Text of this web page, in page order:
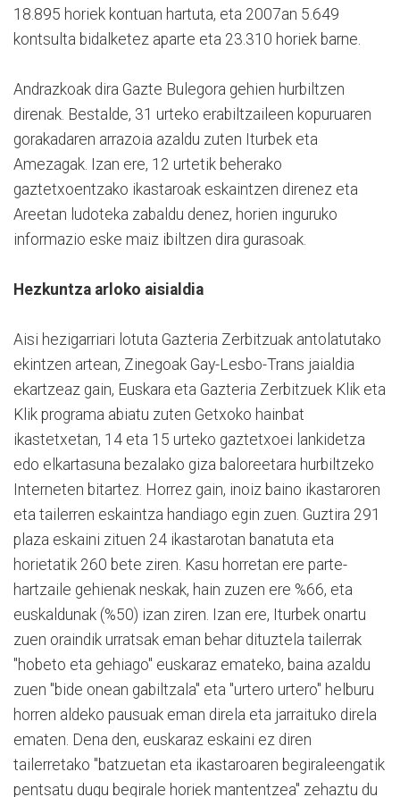
18.895 horiek kontuan hartuta, eta 2007an 5.649
kontsulta bidalketez aparte eta 23.310 horiek barne.
Andrazkoak dira Gazte Bulegora gehien hurbiltzen
direnak. Bestalde, 31 urteko erabiltzaileen kopuruaren
gorakadaren arrazoia azaldu zuten Iturbek eta
Amezagak. Izan ere, 12 urtetik beherako
gaztetxoentzako ikastaroak eskaintzen direnez eta
Areetan ludoteka zabaldu denez, horien inguruko
informazio eske maiz ibiltzen dira gurasoak.
Hezkuntza arloko aisialdia
Aisi hezigarriari lotuta Gazteria Zerbitzuak antolatutako
ekintzen artean, Zinegoak Gay-Lesbo-Trans jaialdia
ekartzeaz gain, Euskara eta Gazteria Zerbitzuek Klik eta
Klik programa abiatu zuten Getxoko hainbat
ikastetxetan, 14 eta 15 urteko gaztetxoei lankidetza
edo elkartasuna bezalako giza baloreetara hurbiltzeko
Interneten bitartez. Horrez gain, inoiz baino ikastaroren
eta tailerren eskaintza handiago egin zuen. Guztira 291
plaza eskaini zituen 24 ikastarotan banatuta eta
horietatik 260 bete ziren. Kasu horretan ere parte-
hartzaile gehienak neskak, hain zuzen ere %66, eta
euskaldunak (%50) izan ziren. Izan ere, Iturbek onartu
zuen oraindik urratsak eman behar dituztela tailerrak
"hobeto eta gehiago" euskaraz emateko, baina azaldu
zuen "bide onean gabiltzala" eta "urtero urtero" helburu
horren aldeko pausuak eman direla eta jarraituko direla
ematen. Dena den, euskaraz eskaini ez diren
tailerretako "batzuetan eta ikastaroaren begiraleengatik
pentsatu dugu begirale horiek mantentzea" zehaztu du